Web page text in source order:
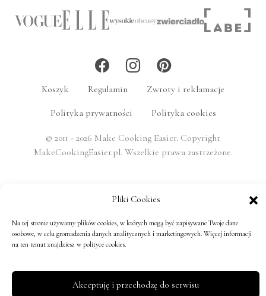
Pliki Cookies
Na tej stronie używamy plików cookies, w których mogą być zapisywane Twoje dane
osobowe, w celu gromadzenia danych analitycznych i marketingowych. Więcej informacji
na ten temat znajdziesz w polityce cookies.
Akceptuję i przechodzę do serwisu
Koszyk Regulamin
Zwroty i reklamacje
Polityka prywatności
Polityka cookies
© 2011 - 2026 Make Cooking Easier. Copyright
MakeCookingEasier.pl. Wszelkie prawa zastrzeżone.